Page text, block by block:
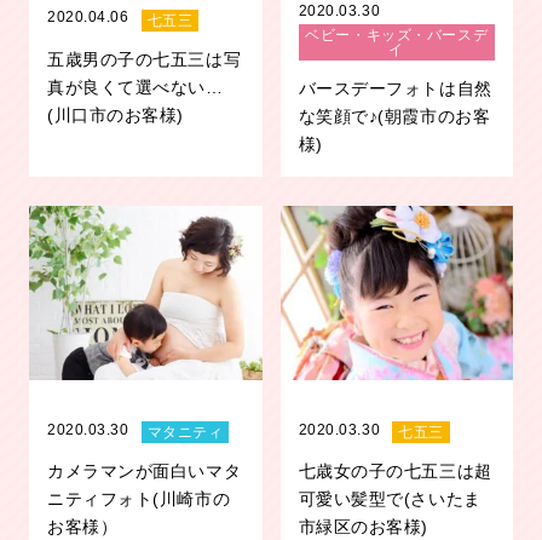
2020.04.06 七五三
五歳男の子の七五三は写
真が良くて選べない…
(川口市のお客様)
2020.03.30
ベビー・キッズ・バースデ
イ
バースデーフォトは自然
な笑顔で♪(朝霞市のお客
様)
2020.03.30 マタニティ
カメラマンが面白いマタ
ニティフォト(川崎市の
お客様）
2020.03.30 七五三
七歳女の子の七五三は超
可愛い髪型で(さいたま
市緑区のお客様)